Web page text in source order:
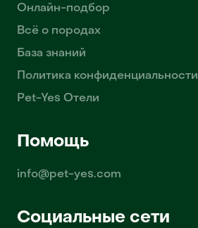
Онлайн-подбор
Всё о породах
База знаний
Политика конфиденциальности
Pet-Yes Отели
Помощь
info@pet-yes.com
Социальные сети